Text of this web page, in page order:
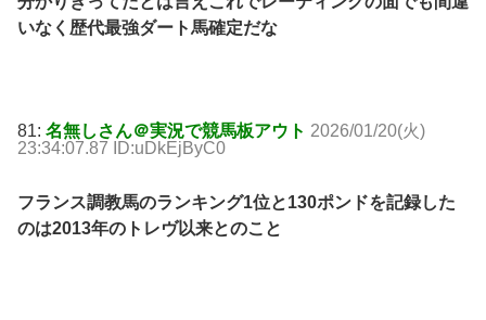
いなく歴代最強ダート馬確定だな
81: 名無しさん＠実況で競馬板アウト 2026/01/20(火)
23:34:07.87 ID:uDkEjByC0
フランス調教馬のランキング1位と130ポンドを記録した
のは2013年のトレヴ以来とのこと